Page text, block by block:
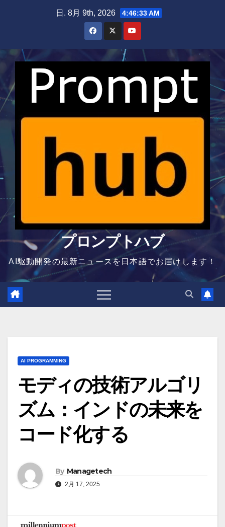
日. 8月 9th, 2026 4:46:34 AM
プロンプトハブ
AI駆動開発の最新ニュースを日本語でお届けします！
AI PROGRAMMING
モディの技術アルゴリ
ズム：インドの未来を
コード化する
By Managetech
2月 17, 2025